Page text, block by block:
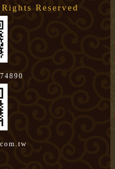
Reserved